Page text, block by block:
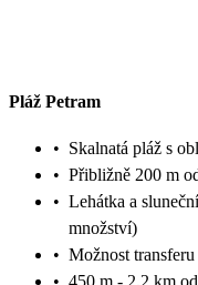
Pláž Petram
• Skalnatá pláž s
• Přibližně 200 m
• Lehátka a
množství)
• Možnost
• 450 m - 2,2 km